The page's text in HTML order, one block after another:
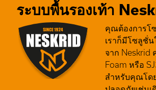
ระบบพื้นรองเท้า
คุณต้องการโ
เราก็มีโซลูชั่
จาก Neskrid
Foam หรือ
สำหรับคุณโด